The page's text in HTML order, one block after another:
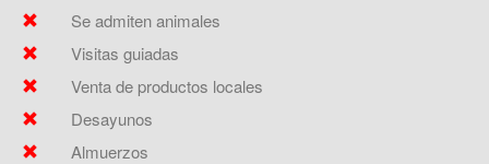
Se admiten animales
Visitas guiadas
Venta de productos locales
Desayunos
Almuerzos